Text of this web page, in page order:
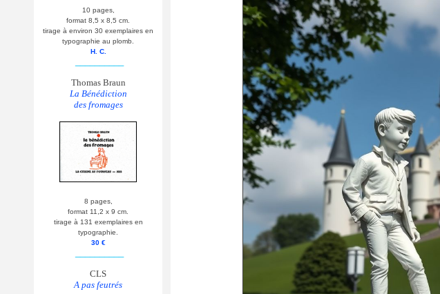
10 pages,
format 8,5 x 8,5 cm.
tirage à environ 30 exemplaires en
typographie au plomb.
H. C.
Thomas Braun
La Bénédiction
des fromages
8 pages,
format 11,2 x 9 cm.
tirage à 131 exemplaires en
typographie.
30 €
CLS
A pas feutrés